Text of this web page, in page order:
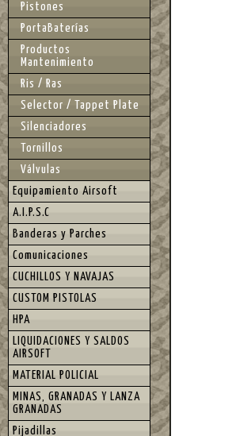
Pistones
PortaBaterías
Productos
Mantenimiento
Ris / Ras
Selector / Tappet Plate
Silenciadores
Tornillos
Válvulas
Equipamiento Airsoft
A.I.P.S.C
Banderas y Parches
Comunicaciones
CUCHILLOS Y NAVAJAS
CUSTOM PISTOLAS
HPA
LIQUIDACIONES Y SALDOS
AIRSOFT
MATERIAL POLICIAL
MINAS, GRANADAS Y LANZA
GRANADAS
Pijadillas